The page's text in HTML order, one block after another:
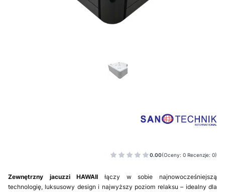
0.00(Oceny: 0 Recenzje: 0)
Zewnętrzny jacuzzi HAWAII łączy w sobie najnowocześniejszą
technologię, luksusowy design i najwyższy poziom relaksu – idealny dla